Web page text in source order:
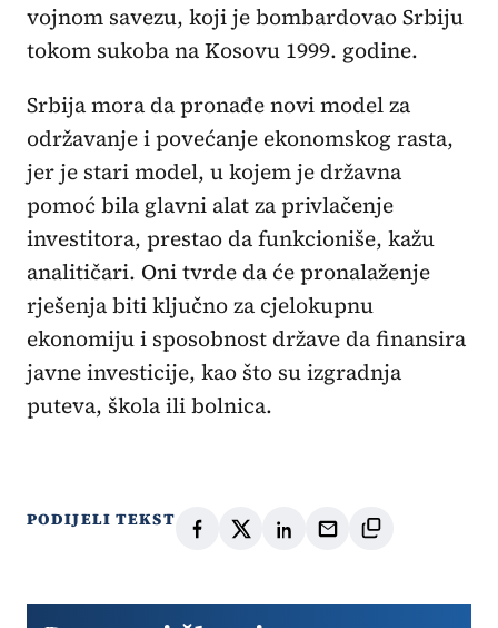
vojnom savezu, koji je bombardovao Srbiju
tokom sukoba na Kosovu 1999. godine.
Srbija mora da pronađe novi model za
održavanje i povećanje ekonomskog rasta,
jer je stari model, u kojem je državna
pomoć bila glavni alat za privlačenje
investitora, prestao da funkcioniše, kažu
analitičari. Oni tvrde da će pronalaženje
rješenja biti ključno za cjelokupnu
ekonomiju i sposobnost države da finansira
javne investicije, kao što su izgradnja
puteva, škola ili bolnica.
PODIJELI TEKST